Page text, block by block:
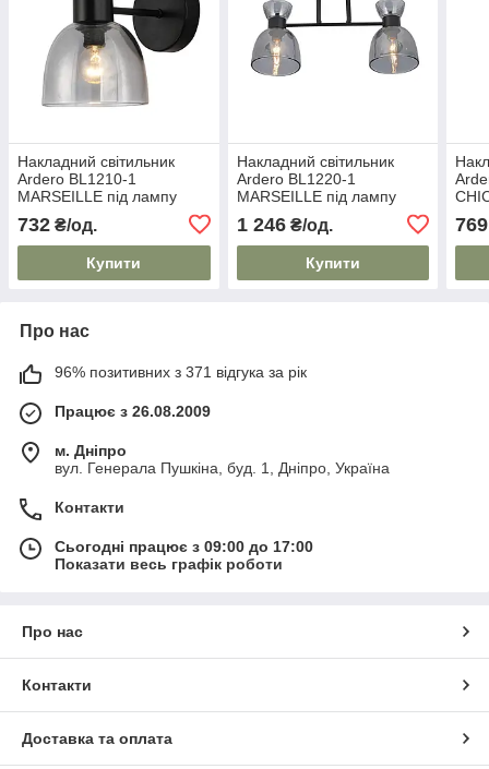
Накладний світильник
Ardero BL1210-1
MARSEILLE під лампу
732 ₴/од.
Купити
Накладний світильник
Ardero BL1220-1
MARSEILLE під лампу
1 246₴/од.
Купити
769
Про нас
96% позитивних з 371 відгука за рік
Працює з 26.08.2009
м. Дніпро
вул. Генерала Пушкіна, буд. 1, Дніпро, Україна
Контакти
Сьогодні працює з 09:00 до 17:00
Показати весь графік роботи
Про нас
Контакти
Доставка та оплата